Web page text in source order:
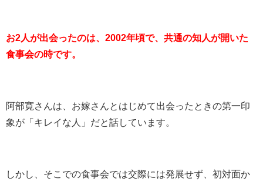
お2人が出会ったのは、2002年頃で、共通の知人が開いた
食事会の時です。
阿部寛さんは、お嫁さんとはじめて出会ったときの第一印
象が「キレイな人」だと話しています。
しかし、そこでの食事会では交際には発展せず、初対面か